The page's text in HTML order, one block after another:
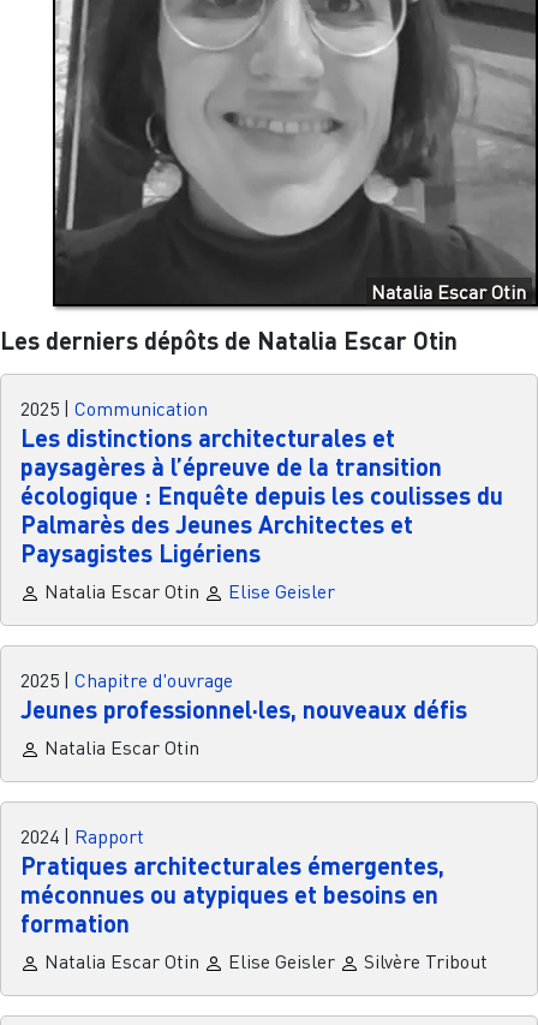
Natalia Escar Otin
Les derniers dépôts de Natalia Escar Otin
2025 Communication
Les distinctions architecturales et
paysagères à l’épreuve de la transition
écologique : Enquête depuis les coulisses du
Palmarès des Jeunes Architectes et
Paysagistes Ligériens
Natalia Escar Otin Elise Geisler
2025 Chapitre d'ouvrage
Jeunes professionnel·les, nouveaux défis
Natalia Escar Otin
2024 Rapport
Pratiques architecturales émergentes,
méconnues ou atypiques et besoins en
formation
Natalia Escar Otin Elise Geisler Silvère Tribout